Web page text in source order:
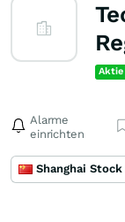
Aktie
Alarme
einrichten